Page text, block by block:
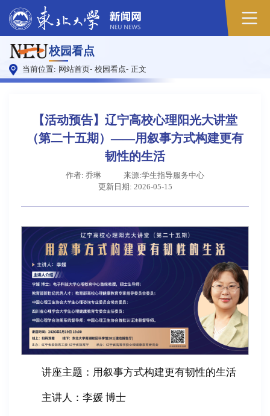
校园看点
当前位置: 网站首页- 校园看点- 正文
【活动预告】辽宁高校心理阳光大讲堂
（第二十五期）——用叙事方式构建更有
韧性的生活
作者: 乔琳
来源:学生指导服务中心
更新日期: 2026-05-15
讲座主题：用叙事方式构建更有韧性的生活
主讲人：李媛 博士
原